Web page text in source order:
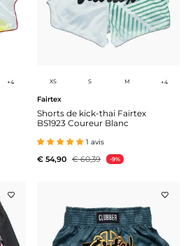
+4 XS S M +4
Fairtex
Shorts de kick-thai Fairtex
BS1923 Coureur Blanc
1 avis
€ 54,90 € 60,39 -9%